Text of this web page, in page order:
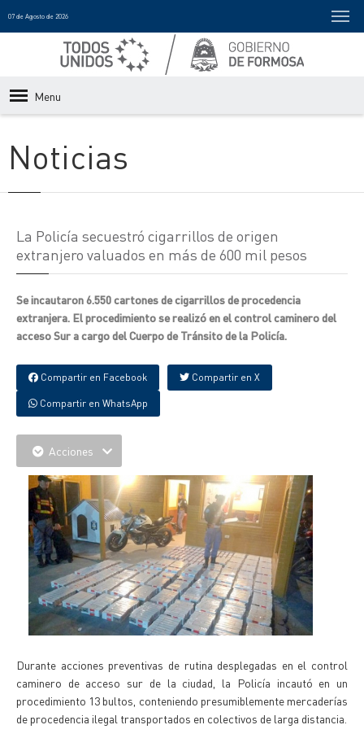
07 de Agosto de 2026
Menu
Noticias
La Policía secuestró cigarrillos de origen
extranjero valuados en más de 600 mil pesos
Se incautaron 6.550 cartones de cigarrillos de procedencia
extranjera. El procedimiento se realizó en el control caminero del
acceso Sur a cargo del Cuerpo de Tránsito de la Policía.
Compartir en Facebook Compartir en X
Compartir en WhatsApp
Acciones
Durante acciones preventivas de rutina desplegadas en el control
caminero de acceso sur de la ciudad, la Policía incautó en un
procedimiento 13 bultos, conteniendo presumiblemente mercaderías
de procedencia ilegal transportados en colectivos de larga distancia.